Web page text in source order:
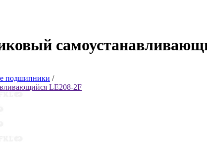
подшипники /
LE208-2F